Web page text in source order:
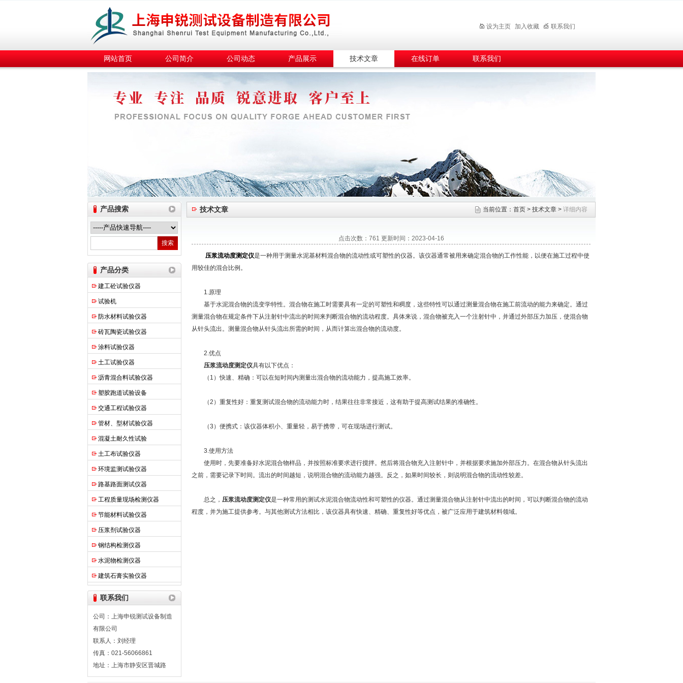
上海申锐测试设备制造有限公司
设为主页 加入收藏 联系我们
网站首页 公司简介 公司动态 产品展示 技术文章 在线订单 联系我们
产品搜索
产品分类
建工砼试验仪器
试验机
防水材料试验仪器
砖瓦陶瓷试验仪器
涂料试验仪器
土工试验仪器
沥青混合料试验仪器
塑胶跑道试验设备
交通工程试验仪器
管材、型材试验仪器
混凝土耐久性试验
土工布试验仪器
环境监测试验仪器
路基路面测试仪器
工程质量现场检测仪器
节能材料试验仪器
压浆剂试验仪器
钢结构检测仪器
水泥物检测仪器
建筑石膏实验仪器
联系我们
公司：上海申锐测试设备制造
有限公司
联系人：刘经理
传真：021-56066861
地址：上海市静安区晋城路
技术文章 当前位置： 首页 > 技术文章 > 详细内容
点击次数：761 更新时间：2023-04-16
压浆流动度测定仪是一种用于测量水泥基材料混合物的流动性或可塑性的仪器。该仪器通常被用来确定混合物的工作性能，以便在施工过程中使
用较佳的混合比例。
1.原理
基于水泥混合物的流变学特性。混合物在施工时需要具有一定的可塑性和稠度，这些特性可以通过测量混合物在施工前流动的能力来确定。通过
测量混合物在规定条件下从注射针中流出的时间来判断混合物的流动程度。具体来说，混合物被充入一个注射针中，并通过外部压力加压，使混合物
从针头流出。测量混合物从针头流出所需的时间，从而计算出混合物的流动度。
2.优点
压浆流动度测定仪具有以下优点：
（1）快速、精确：可以在短时间内测量出混合物的流动能力，提高施工效率。
（2）重复性好：重复测试混合物的流动能力时，结果往往非常接近，这有助于提高测试结果的准确性。
（3）便携式：该仪器体积小、重量轻，易于携带，可在现场进行测试。
3.使用方法
使用时，先要准备好水泥混合物样品，并按照标准要求进行搅拌。然后将混合物充入注射针中，并根据要求施加外部压力。在混合物从针头流出
之前，需要记录下时间。流出的时间越短，说明混合物的流动能力越强。反之，如果时间较长，则说明混合物的流动性较差。
总之， 压浆流动度测定仪是一种常用的测试水泥混合物流动性和可塑性的仪器。通过测量混合物从注射针中流出的时间，可以判断混合物的流动
程度，并为施工提供参考。与其他测试方法相比，该仪器具有快速、精确、重复性好等优点，被广泛应用于建筑材料领域。